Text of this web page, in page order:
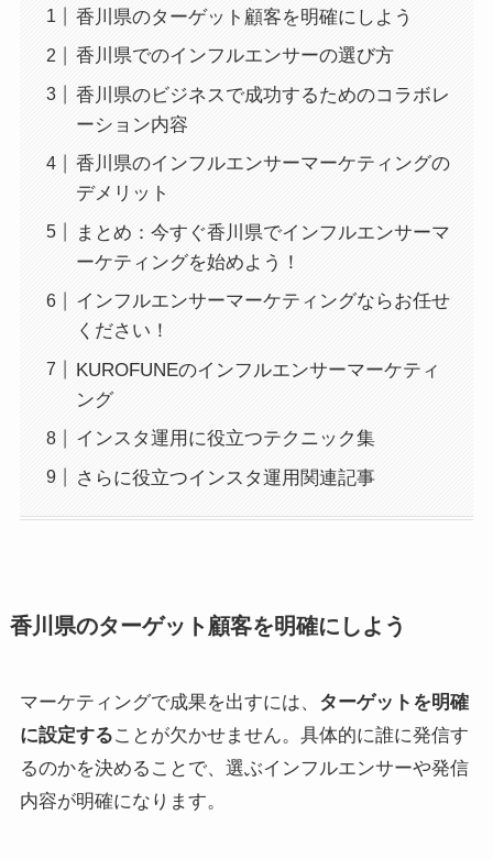
香川県のターゲット顧客を明確にしよう
香川県でのインフルエンサーの選び方
香川県のビジネスで成功するためのコラボレ
ーション内容
香川県のインフルエンサーマーケティングの
デメリット
まとめ：今すぐ香川県でインフルエンサーマ
ーケティングを始めよう！
インフルエンサーマーケティングならお任せ
ください！
KUROFUNEのインフルエンサーマーケティ
ング
インスタ運用に役立つテクニック集
さらに役立つインスタ運用関連記事
香川県のターゲット顧客を明確にしよう
マーケティングで成果を出すには、 ターゲットを明確
に設定することが欠かせません。具体的に誰に発信す
るのかを決めることで、選ぶインフルエンサーや発信
内容が明確になります。